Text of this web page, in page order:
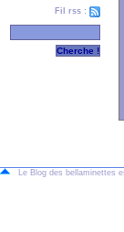
Fil rss :
Le Blog des bellaminettes